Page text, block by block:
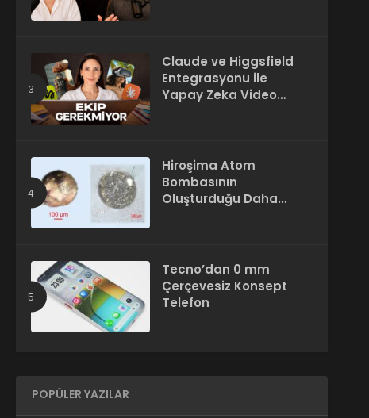
Claude ve Higgsfield
Entegrasyonu ile
Yapay Zeka Video
Hiroşima Atom
Bombasının
Oluşturduğu Daha
Tecno’dan 0 mm
Çerçevesiz Konsept
Telefon
POPÜLER YAZILAR